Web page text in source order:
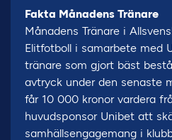
Fakta Månadens Tränare
Månadens Tränare i
Elitfotboll i samarbete med
tränare som gjort bäst
avtryck under den senaste
får 10 000 kronor vardera
huvudsponsor Unibet att
samhällsengagemang i